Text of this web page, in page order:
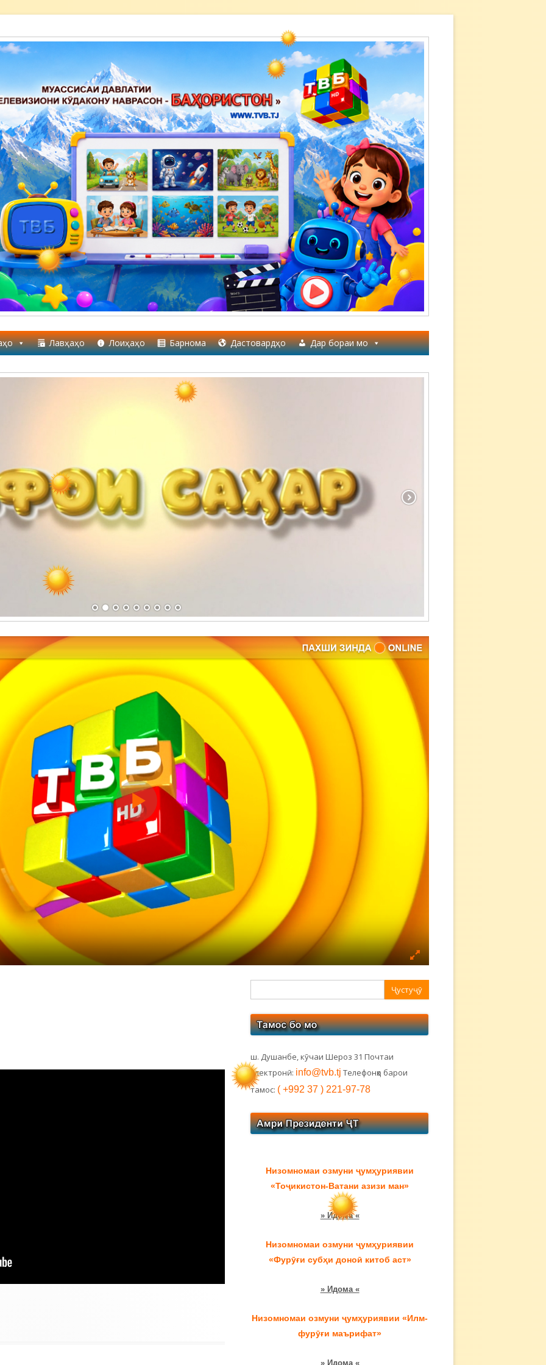
Лавҳаҳо Лоиҳаҳо Барнома Дастовардҳо Дар бораи мо
боковая
ш. Душанбе, кӯчаи Шероз 31 Почтаи
электронӣ: info@tvb.tj Телефонҳо барои
тамос: ( +992 37 ) 221-97-78
Низомномаи озмуни ҷумҳуриявии
«Тоҷикистон-Ватани азизи ман»
» Идома «
Низомномаи озмуни ҷумҳуриявии
«Фурӯғи субҳи доноӣ китоб аст»
» Идома «
Низомномаи озмуни ҷумҳуриявии «Илм-
фурӯғи маърифат»
» Идома «